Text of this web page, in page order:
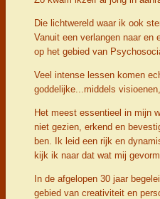
Die lichtwereld waar ik ook
Vanuit een verlangen naar en
op het gebied van
Veel intense lessen komen
goddelijke...middels
Het meest essentieel in mijn
niet gezien, erkend en
ben. Ik leid een rijk en
kijk ik naar dat wat mij
In de afgelopen 30 jaar
gebied van creativiteit en